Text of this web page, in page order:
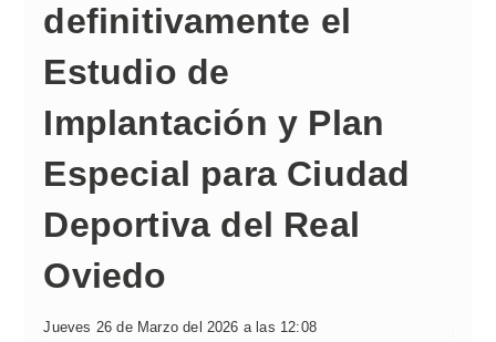
definitivamente el
Estudio de
Implantación y Plan
Especial para Ciudad
Deportiva del Real
Oviedo
Jueves 26 de Marzo del 2026 a las 12:08